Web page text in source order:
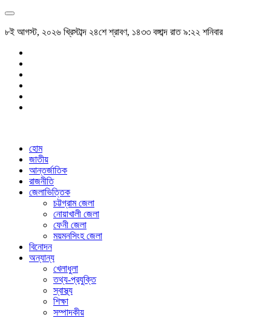
৮ই আগস্ট, ২০২৬ খ্রিস্টাব্দ ২৪শে শ্রাবণ, ১৪৩৩ বঙ্গাব্দ রাত ৯:২২ শনিবার
হোম
জাতীয়
আন্তর্জাতিক
রাজনীতি
জেলাভিত্তিক
চট্টগ্রাম জেলা
নোয়াখালী জেলা
ফেনী জেলা
ময়মনসিংহ জেলা
বিনোদন
অন্যান্য
খেলাধুলা
তথ্য-প্রযুক্তি
স্বাস্থ্য
শিক্ষা
সম্পাদকীয়